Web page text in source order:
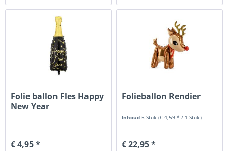
Folie ballon Fles Happy
New Year
€ 4,95 *
Folieballon Rendier
Inhoud5 Stuk(€ 4,59 * / 1 Stuk)
€ 22,95 *